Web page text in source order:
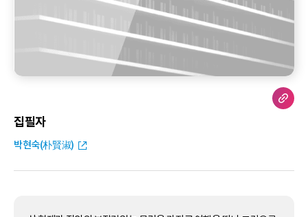
집필자
박현숙(朴賢淑)